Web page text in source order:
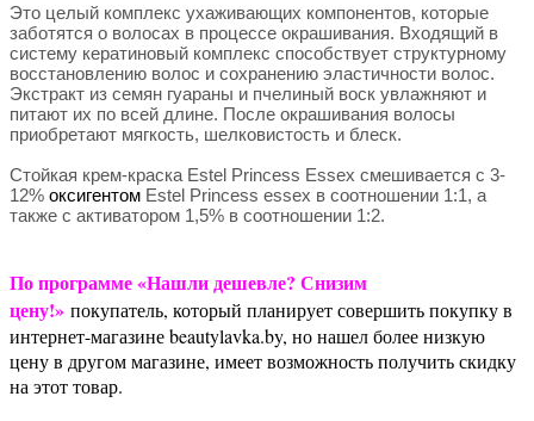
Это целый комплекс ухаживающих компонентов, которые
заботятся о волосах в процессе окрашивания. Входящий в
систему кератиновый комплекс способствует структурному
восстановлению волос и сохранению эластичности волос.
Экстракт из семян гуараны и пчелиный воск увлажняют и
питают их по всей длине. После окрашивания волосы
приобретают мягкость, шелковистость и блеск.
Стойкая крем-краска Estel Princess Essex смешивается с 3-
12% оксигентом Estel Princess essex в соотношении 1:1, а
также с активатором 1,5% в соотношении 1:2.
По программе «Нашли дешевле? Снизим
цену!» покупатель, который планирует совершить покупку в
интернет-магазине beautylavka.by, но нашел более низкую
цену в другом магазине, имеет возможность получить скидку
на этот товар.